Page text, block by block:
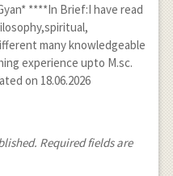
****In Brief:I have read
many knowledgeable
experience upto M.sc.
on 18.06.2026
Required fields are